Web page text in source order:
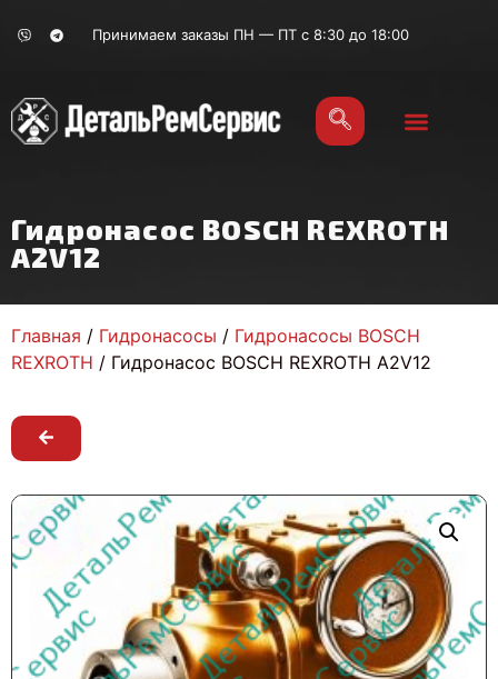
Принимаем заказы ПН — ПТ с 8:30 до 18:00
Гидронасос BOSCH REXROTH
A2V12
Главная / Гидронасосы / Гидронасосы BOSCH
REXROTH / Гидронасос BOSCH REXROTH A2V12